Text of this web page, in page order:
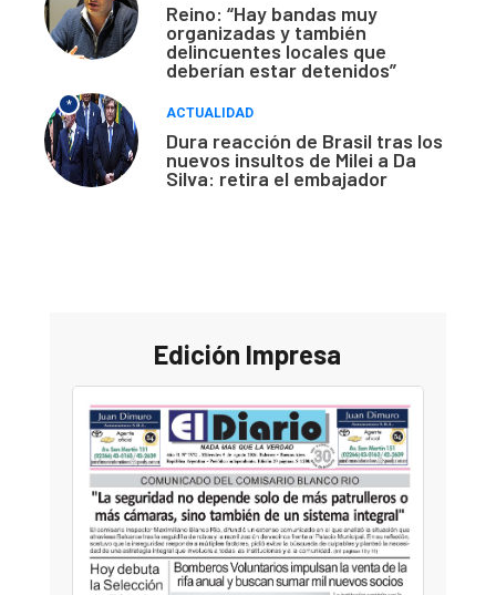
Reino: “Hay bandas muy
organizadas y también
delincuentes locales que
deberían estar detenidos”
*
ACTUALIDAD
Dura reacción de Brasil tras los
nuevos insultos de Milei a Da
Silva: retira el embajador
Edición Impresa